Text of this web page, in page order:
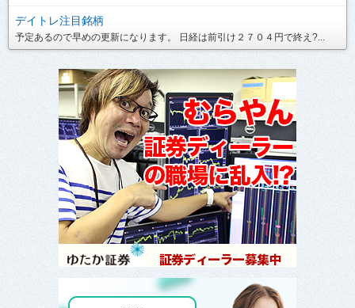
デイトレ注目銘柄
予定あるので早めの更新になります。 日経は前引け２７０４円で終え?...